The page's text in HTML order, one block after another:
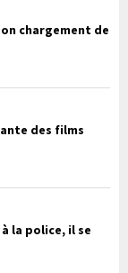
chargement de
des films
la police, il se